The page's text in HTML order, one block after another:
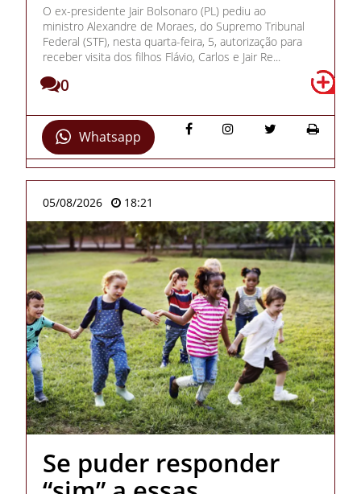
O ex-presidente Jair Bolsonaro (PL) pediu ao
ministro Alexandre de Moraes, do Supremo Tribunal
Federal (STF), nesta quarta-feira, 5, autorização para
receber visita dos filhos Flávio, Carlos e Jair Re...
0
Whatsapp
05/08/2026 18:21
Se puder responder